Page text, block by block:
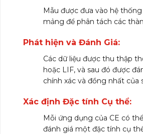
Mẫu được đưa vào hệ
mảng để phân tách các
Phát hiện và Đánh Giá:
Các dữ liệu được thu thập
hoặc LIF, và sau đó được
chính xác và đồng nhất của
Xác định Đặc tính Cụ thể:
Mỗi ứng dụng của CE có
đánh giá một đặc tính cụ